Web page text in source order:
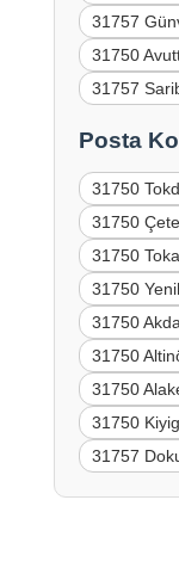
31757
31750
31757
Posta
31750
31750
31750
31750
31750
31750
31750
31750
31757